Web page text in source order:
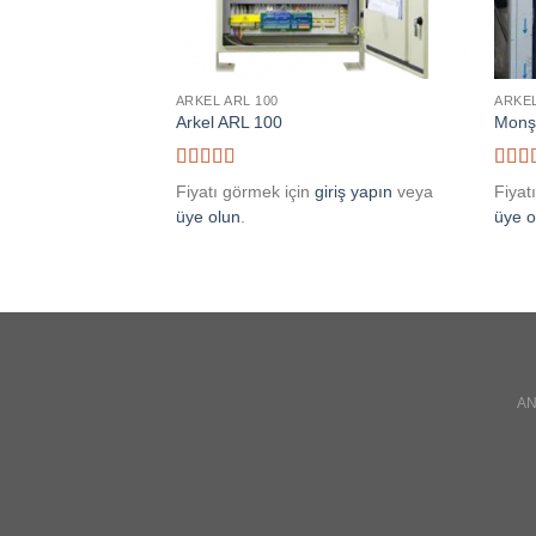
ARKEL ARL 100
Arkel ARL 100
5 üzerinden
oy aldı
Fiyatı görmek için giriş yapın veya
üye olun
5
oy
üye